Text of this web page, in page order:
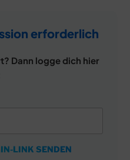
erforderlich
Dann logge dich hier
LINK SENDEN